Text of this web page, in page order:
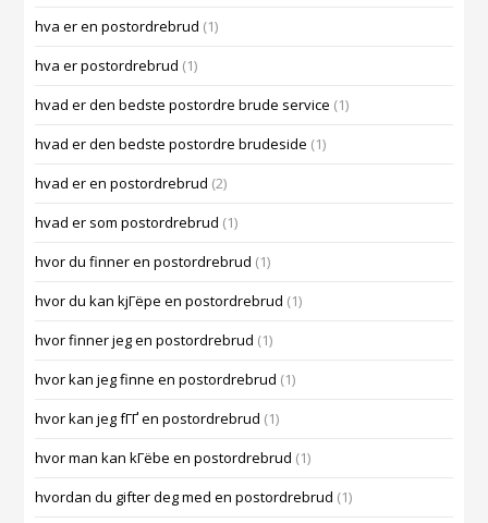
hva er en postordrebrud (1)
hva er postordrebrud (1)
hvad er den bedste postordre brude service (1)
hvad er den bedste postordre brudeside (1)
hvad er en postordrebrud (2)
hvad er som postordrebrud (1)
hvor du finner en postordrebrud (1)
hvor du kan kjГёpe en postordrebrud (1)
hvor finner jeg en postordrebrud (1)
hvor kan jeg finne en postordrebrud (1)
hvor kan jeg fГҐ en postordrebrud (1)
hvor man kan kГёbe en postordrebrud (1)
hvordan du gifter deg med en postordrebrud (1)